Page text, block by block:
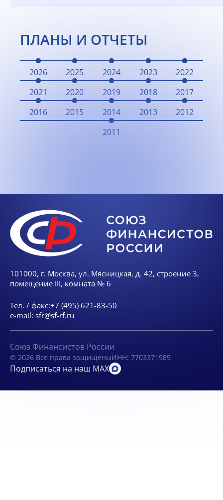
ПЛАНЫ И ОТЧЕТЫ
2026 2025 2024 2023
2022
2021
2020 2019 2018
2017
2016
2015 2014 2013
2012
2011
101000, г. Москва, ул. Мясницкая, д. 42, строение 3,
помещение III, комната № 6
Тел. / факс:+7 (495) 621-83-50
e-mail: sfr@sf-rf.ru
Союз Финансистов России
© 2026 Все права защищеныИНН: 7703371989
Подписаться на наш MAX